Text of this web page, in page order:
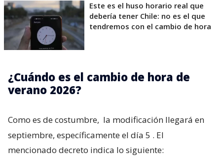
Este es el huso horario real que
debería tener Chile: no es el que
tendremos con el cambio de hora
¿Cuándo es el cambio de hora de
verano 2026?
Como es de costumbre, la modificación llegará en
septiembre, específicamente el día 5 . El
mencionado decreto indica lo siguiente: